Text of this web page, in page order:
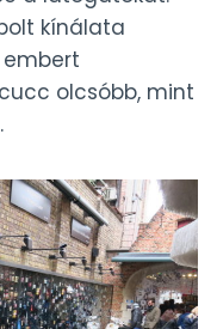
kínálata
olcsóbb, mint